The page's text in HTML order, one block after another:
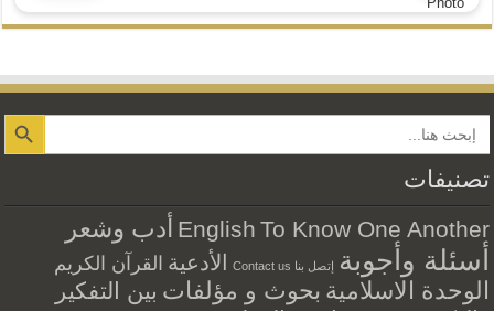
Search Button
تصنيفات
English To Know One Another أدب وشعر
أسئلة وأجوبة إتصل بنا Contact us الأدعية القرآن الكريم
الوحدة الاسلامية بحوث و مؤلفات بين التفكير